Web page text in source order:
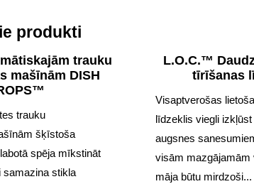
produkti
trauku
mašīnām DISH
trauku
šķīstoša
spēja mīkstināt
samazina stikla
L.O.C.™
tīrīšanas
Visaptverošas
līdzeklis viegli
augsnes
visām mazgājamām
māja būtu mirdzoši...